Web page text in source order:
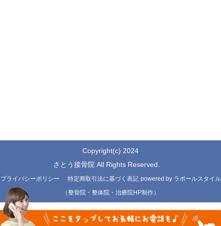
Copyright(c) 2024
さとう接骨院 All Rights Reserved.
プライバシーポリシー 特定商取引法に基づく表記 powered by ラポールスタイル
（整骨院・整体院・治療院HP制作）